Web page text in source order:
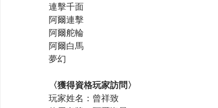
連擊千面
阿爾連擊
阿爾舵輪
阿爾白馬
夢幻
〈獲得資格玩家訪問〉
玩家姓名：曾祥致